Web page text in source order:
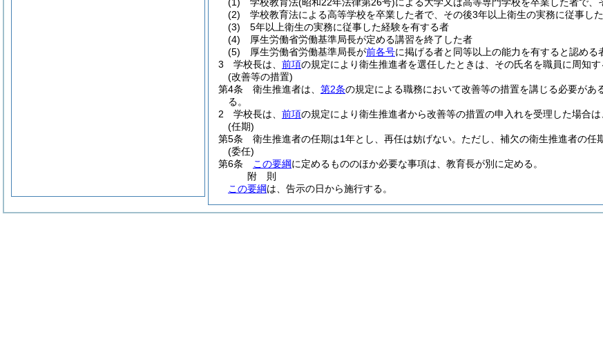
(2)
学校教育法による高等学校を卒業した者で、その後3年以上衛生の実務に従事し
(3)
5年以上衛生の実務に従事した経験を有する者
(4)
厚生労働省労働基準局長が定める講習を終了した者
(5)
厚生労働省労働基準局長が前各号に掲げる者と同等以上の能力を有すると認める
3
学校長は、 前項の規定により衛生推進者を選任したときは、その氏名を職員に周知
(改善等の措置)
第4条
衛生推進者は、 第2条の規定による職務において改善等の措置を講じる必要が
る。
2
学校長は、 前項の規定により衛生推進者から改善等の措置の申入れを受理した場合
(任期)
第5条
衛生推進者の任期は1年とし、再任は妨げない。 ただし、補欠の衛生推進者の任
(委任)
第6条
この要綱に定めるもののほか必要な事項は、教育長が別に定める。
附 則
この要綱は、告示の日から施行する。